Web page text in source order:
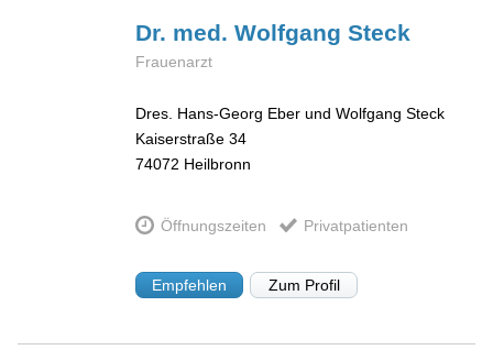
Dr. med. WolfgangSteck
Frauenarzt
Dres. Hans-Georg Eber und Wolfgang Steck
Kaiserstraße 34
74072 Heilbronn
Öffnungszeiten Privatpatienten
Empfehlen Zum Profil